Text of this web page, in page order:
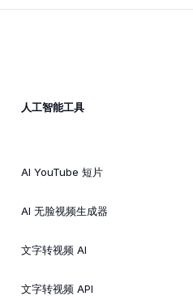
人工智能工具
AI YouTube 短片
AI 无脸视频生成器
文字转视频 AI
文字转视频 API